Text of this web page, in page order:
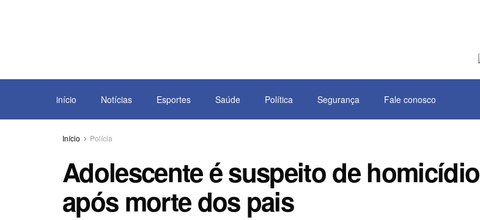
início Notícias Esportes Saúde Política Segurança Fale conosco
Início Polícia
Adolescente é suspeito de homicídio
após morte dos pais